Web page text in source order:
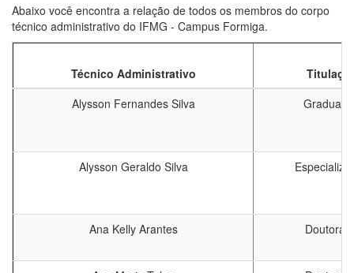
Abaixo você encontra a relação de todos os membros do corpo
técnico administrativo do IFMG - Campus Formiga.
Técnico Administrativo
Alysson Fernandes Silva
Alysson Geraldo Silva
Ana Kelly Arantes